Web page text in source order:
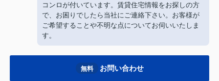
コンロが付いています。賃貸住宅情報をお探しの方
で、お困りでしたら当社にご連絡下さい。お客様が
ご希望することや不明な点についてお伺いいたしま
す。
無料 お問い合わせ